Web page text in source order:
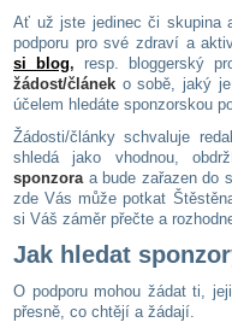
Ať už jste jedinec či skupina
podporu pro své zdraví a
si blog, resp. bloggerský
žádost/článek o sobě, jaký
účelem hledáte sponzorskou
Žádosti/články schvaluje
shledá jako vhodnou,
sponzoraa bude zařazen do
zde Vás může potkat
si Váš záměr přečte a
Jak hledat
O podporu mohou žádat ti,
přesně, co chtějí a žádají.